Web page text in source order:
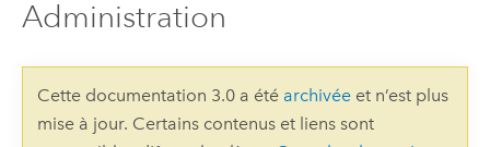
Administration
Cette documentation 3.0 a été archivéeet n’est plus
mise à jour. Certains contenus et liens sont